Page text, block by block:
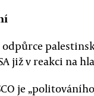
již v reakci na
je